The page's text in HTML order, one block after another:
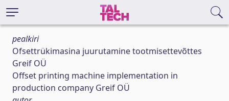
pealkiri
Ofsettrükimasina juurutamine tootmisettevõttes
Greif OÜ
Offset printing machine implementation in
production company Greif OÜ